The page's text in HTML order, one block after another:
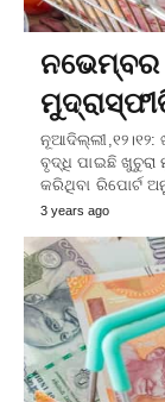
ନଭେମ୍ବର
ନୂଆଦିଲ୍ଲୀ,୧୨।୧୨:
ବୃଦ୍ଧି ପାଇଛି ଖୁଚୁରା
କରିଥିବା ରିପୋର୍ଟ
3 years ago